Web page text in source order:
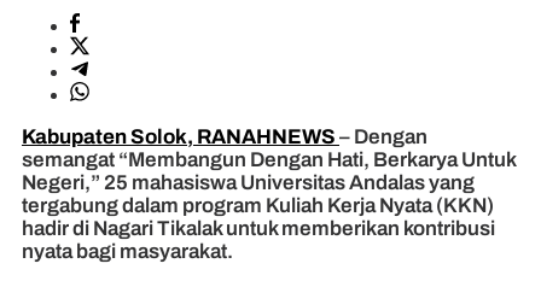
Kabupaten Solok, RANAHNEWS – Dengan
semangat “Membangun Dengan Hati, Berkarya Untuk
Negeri,” 25 mahasiswa Universitas Andalas yang
tergabung dalam program Kuliah Kerja Nyata (KKN)
hadir di Nagari Tikalak untuk memberikan kontribusi
nyata bagi masyarakat.